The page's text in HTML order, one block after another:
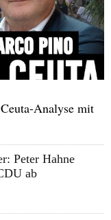
Analyse mit
Peter Hahne
ab